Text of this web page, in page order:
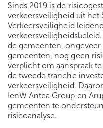
Sinds 2019 is de
verkeersveiligheid uit het
Verkeersveiligheid
de gemeenten,
gemeenten, nog geen
verplicht om aanspraak
de tweede tranche
verkeersveiligheid.
IenW Antea Group en
gemeenten te
risicoanalyse.